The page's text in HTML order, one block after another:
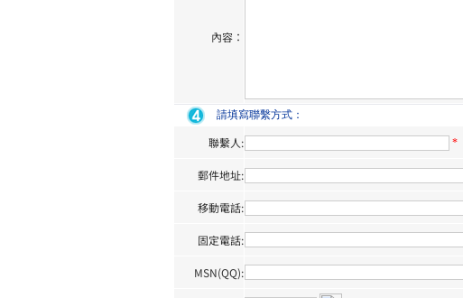
內容：
請填寫聯繫方式：
聯繫人: *
郵件地址:
移動電話:
固定電話:
MSN(QQ):